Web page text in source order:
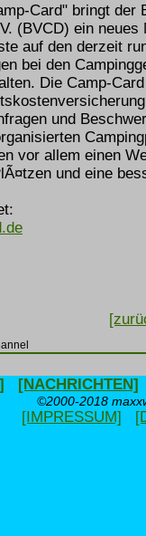
Card" bringt der
(BVCD) ein
auf den derzeit
bei den
Die Camp-
und
vor allem einen
und eine
[NACHRICHTEN]
©2000-2018
[IMPRESSUM]